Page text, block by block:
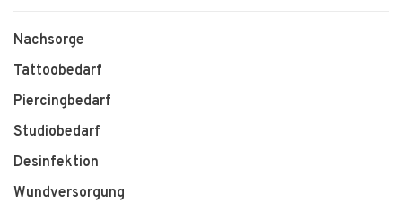
Nachsorge
Tattoobedarf
Piercingbedarf
Studiobedarf
Desinfektion
Wundversorgung